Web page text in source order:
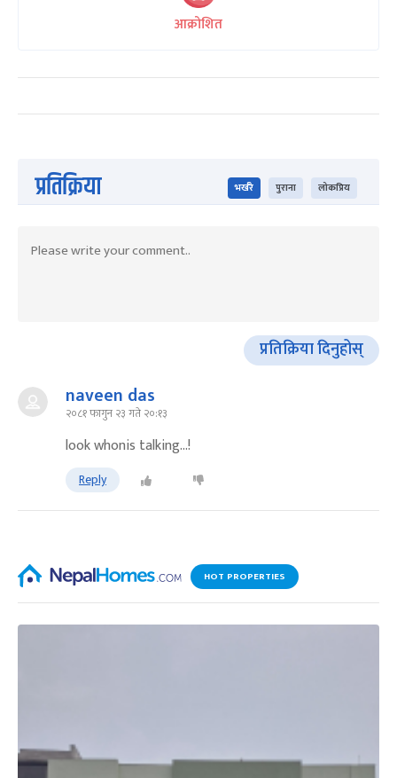
आक्रोशित
प्रतिक्रिया भर्खरै पुराना लोकप्रिय
प्रतिक्रिया दिनुहोस्
naveen das
२०८१ फागुन २३ गते २०:१३
look whonis talking…!
Reply
HOT PROPERTIES